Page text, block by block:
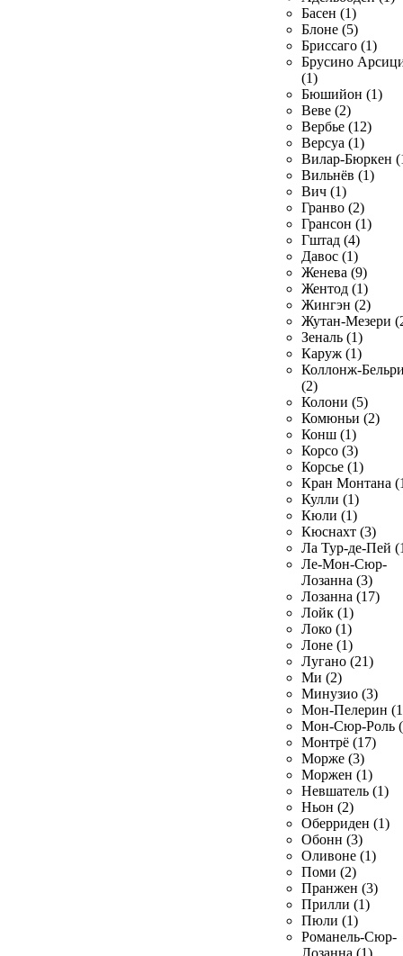
Басен (1)
Блоне (5)
Бриссаго (1)
Брусино
(1)
Бюшийон (1)
Веве (2)
Вербье (12)
Версуа (1)
Вилар-Бюркен
Вильнёв (1)
Вич (1)
Гранво (2)
Грансон (1)
Гштад (4)
Давос (1)
Женева (9)
Жентод (1)
Жингэн (2)
Жутан-Мезери
Зеналь (1)
Каруж (1)
Коллонж-
(2)
Колони (5)
Комюньи (2)
Конш (1)
Корсо (3)
Корсье (1)
Кран Монтана
Кулли (1)
Кюли (1)
Кюснахт (3)
Ла Тур-де-Пей
Ле-Мон-Сюр-
Лозанна (3)
Лозанна (17)
Лойк (1)
Локо (1)
Лоне (1)
Лугано (21)
Ми (2)
Минузио (3)
Мон-Пелерин
Мон-Сюр-Роль
Монтрё (17)
Морже (3)
Моржен (1)
Невшатель (1)
Ньон (2)
Оберриден (1)
Обонн (3)
Оливоне (1)
Поми (2)
Пранжен (3)
Прилли (1)
Пюли (1)
Романель-Сюр-
Лозанна (1)